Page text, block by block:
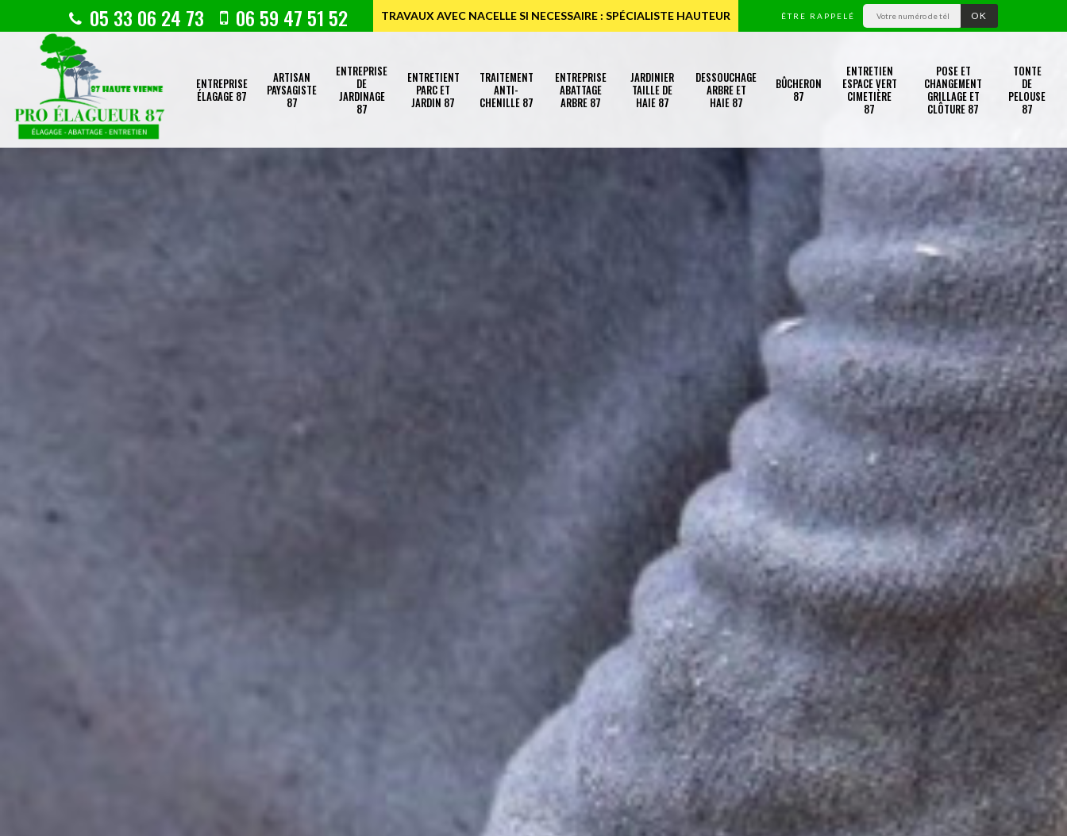
05 33 06 24 73 06 59 47 51 52 TRAVAUX AVEC NACELLE SI NECESSAIRE : SPÉCIALISTE HAUTEUR ÊTRE RAPPELÉ
ENTREPRISE
ÉLAGAGE 87
ARTISAN
PAYSAGISTE
87
ENTREPRISE
DE
JARDINAGE
87
ENTRETIENT
PARC ET
JARDIN 87
TRAITEMENT
ANTI-
CHENILLE 87
ENTREPRISE
ABATTAGE
ARBRE 87
JARDINIER
TAILLE DE
HAIE 87
DESSOUCHAGE
ARBRE ET
HAIE 87
BÛCHERON
87
ENTRETIEN
ESPACE VERT
CIMETIÈRE
87
POSE ET
CHANGEMENT
GRILLAGE ET
CLÔTURE 87
TONTE
DE
PELOUSE
87